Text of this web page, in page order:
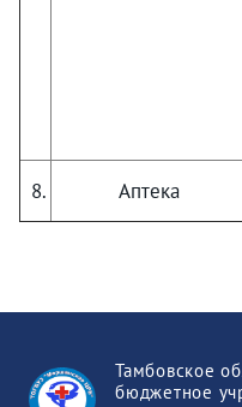
8.
Аптека
Тамбовское
бюджетное